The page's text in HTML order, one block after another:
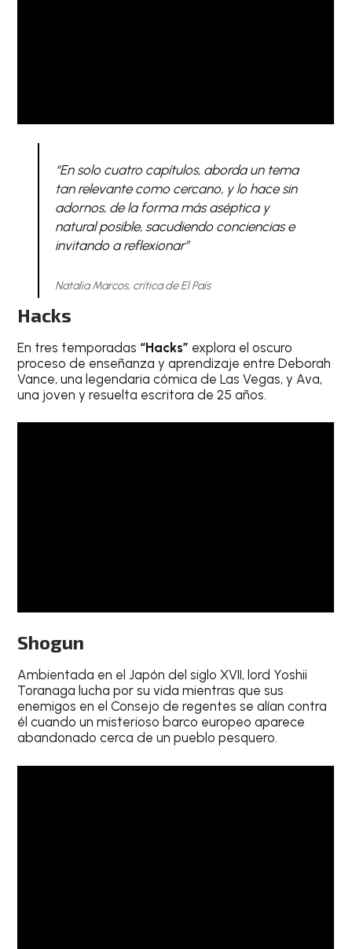
“En solo cuatro capítulos, aborda un tema
tan relevante como cercano, y lo hace sin
adornos, de la forma más aséptica y
natural posible, sacudiendo conciencias e
invitando a reflexionar”
Natalia Marcos, crítica de El País
Hacks
En tres temporadas “Hacks” explora el oscuro
proceso de enseñanza y aprendizaje entre Deborah
Vance, una legendaria cómica de Las Vegas, y Ava,
una joven y resuelta escritora de 25 años.
Shogun
Ambientada en el Japón del siglo XVII, lord Yoshii
Toranaga lucha por su vida mientras que sus
enemigos en el Consejo de regentes se alían contra
él cuando un misterioso barco europeo aparece
abandonado cerca de un pueblo pesquero.